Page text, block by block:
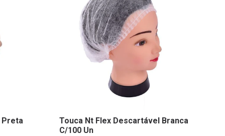
Preta
Touca Nt Flex Descartável Branca
C/100 Un